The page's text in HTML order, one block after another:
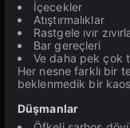
İçecekler
Atıştırmalıklar
Rastgele ıvır
Bar gereçleri
Ve daha pek çok
Her nesne farklı bir
beklenmedik bir
Düşmanlar